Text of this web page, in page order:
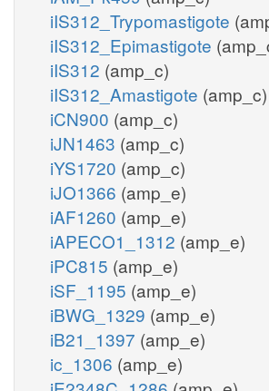
iIS312_Trypomastigote
iIS312_Epimastigote
iIS312 (amp_c)
iIS312_Amastigote (amp_c)
iCN900 (amp_c)
iJN1463 (amp_c)
iYS1720 (amp_c)
iJO1366 (amp_e)
iAF1260 (amp_e)
iAPECO1_1312 (amp_e)
iPC815 (amp_e)
iSF_1195 (amp_e)
iBWG_1329 (amp_e)
iB21_1397 (amp_e)
ic_1306 (amp_e)